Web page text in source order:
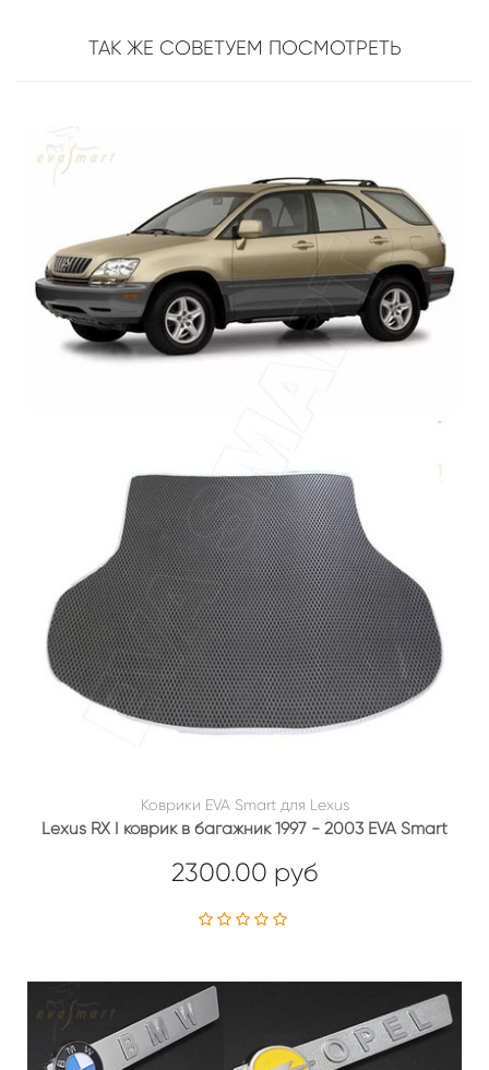
ТАК ЖЕ СОВЕТУЕМ ПОСМОТРЕТЬ
Коврики EVA Smart для Lexus
Lexus RX I коврик в багажник 1997 - 2003 EVA Smart
2300.00 руб